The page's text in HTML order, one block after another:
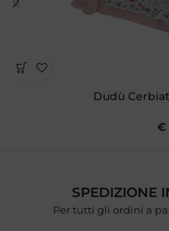
Dudù
€
SPEDIZIONE
Per tutti gli ordini a